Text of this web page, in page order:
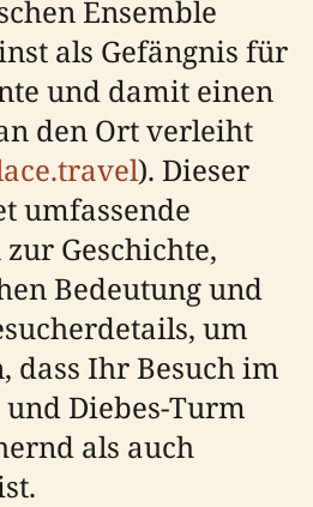
Ensemble
als Gefängnis für
und damit einen
den Ort verleiht
). Dieser
umfassende
Geschichte,
Bedeutung und
um
dass Ihr Besuch im
und Diebes-Turm
als auch